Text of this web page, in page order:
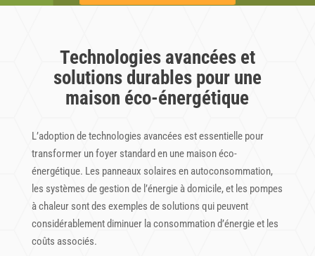
Technologies avancées et
solutions durables pour une
maison éco-énergétique
L’adoption de technologies avancées est essentielle pour
transformer un foyer standard en une maison éco-
énergétique. Les panneaux solaires en autoconsommation,
les systèmes de gestion de l’énergie à domicile, et les pompes
à chaleur sont des exemples de solutions qui peuvent
considérablement diminuer la consommation d’énergie et les
coûts associés.